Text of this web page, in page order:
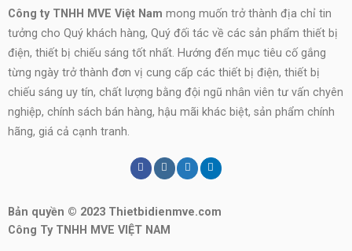
Công ty TNHH MVE Việt Nam mong muốn trở thành địa chỉ tin
tưởng cho Quý khách hàng, Quý đối tác về các sản phẩm thiết bị
điện, thiết bị chiếu sáng tốt nhất. Hướng đến mục tiêu cố gắng
từng ngày trở thành đơn vị cung cấp các thiết bị điện, thiết bị
chiếu sáng uy tín, chất lượng bằng đội ngũ nhân viên tư vấn chyên
nghiệp, chính sách bán hàng, hậu mãi khác biệt, sản phẩm chính
hãng, giá cả cạnh tranh.
Bản quyền © 2023 Thietbidienmve.com
Công Ty TNHH MVE VIỆT NAM